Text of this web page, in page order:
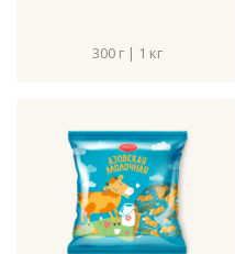
300 г | 1 кг